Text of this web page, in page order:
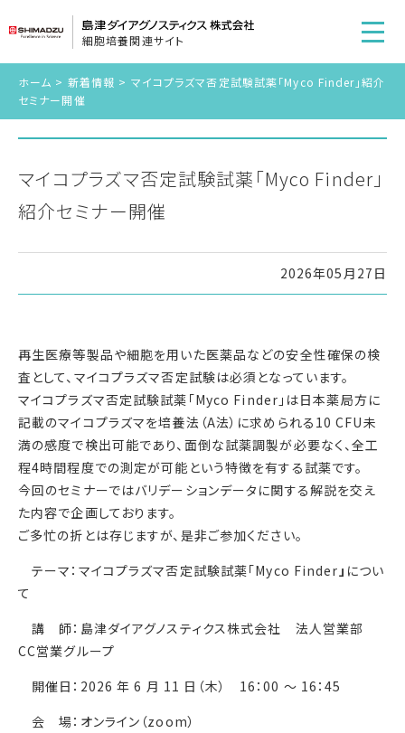
細胞培養関連サイト
ホーム > 新着情報 > マイコプラズマ否定試験試薬「Myco Finder」紹介
セミナー開催
マイコプラズマ否定試験試薬「Myco Finder」
紹介セミナー開催
2026年05月27日
再生医療等製品や細胞を用いた医薬品などの安全性確保の検
査として、マイコプラズマ否定試験は必須となっています。
マイコプラズマ否定試験試薬「Myco Finder」は日本薬局方に
記載のマイコプラズマを培養法（A法）に求められる10 CFU未
満の感度で検出可能であり、面倒な試薬調製が必要なく、全工
程4時間程度での測定が可能という特徴を有する試薬です。
今回のセミナーではバリデーションデータに関する解説を交え
た内容で企画しております。
ご多忙の折とは存じますが、是非ご参加ください。
テーマ：マイコプラズマ否定試験試薬「Myco Finder」 につい
て
講 師：島津ダイアグノスティクス株式会社 法人営業部
CC営業グループ
開催日：2026 年 6 月 11 日（木） 16：00 ～ 16：45
会 場：オンライン（zoom）